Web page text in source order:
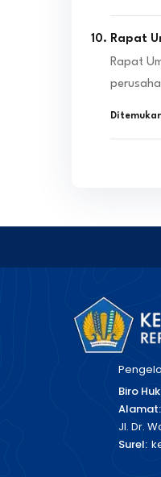
Rapat
Rapat
Biro
Alamat:
Jl. Dr.
Surel: